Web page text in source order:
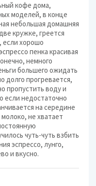
кофе дома,
моделей, в конце
небольшая домашняя
кружке, греется
если хорошо
пенка красивая
немного
большего ожидать
долго прогревается,
пропустить воду и
если недостаточно
на середине
не хватает
чуть-чуть взбить
эспрессо, лунго,
и вкусно.